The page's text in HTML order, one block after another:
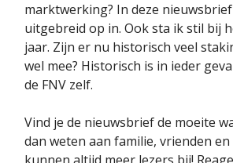
marktwerking? In deze
uitgebreid op in. Ook sta ik stil bij
jaar. Zijn er nu historisch veel
wel mee? Historisch is in ieder
de FNV zelf.
Vind je de nieuwsbrief de moeite
dan weten aan familie, vrienden en